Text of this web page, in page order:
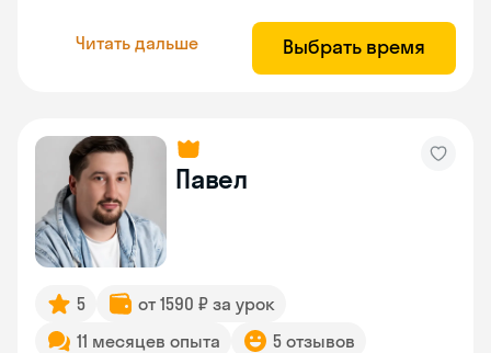
Читать дальше Выбрать время
Павел
5
от 1590 ₽ за урок
11 месяцев опыта
5 отзывов